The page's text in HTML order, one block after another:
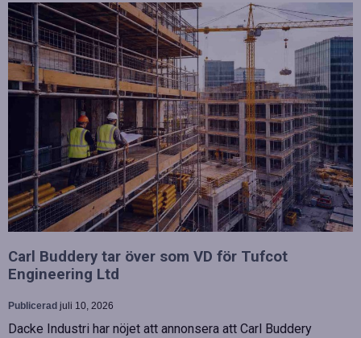
Carl Buddery tar över som VD för Tufcot
Engineering Ltd
Publicerad juli 10, 2026
Dacke Industri har nöjet att annonsera att Carl Buddery